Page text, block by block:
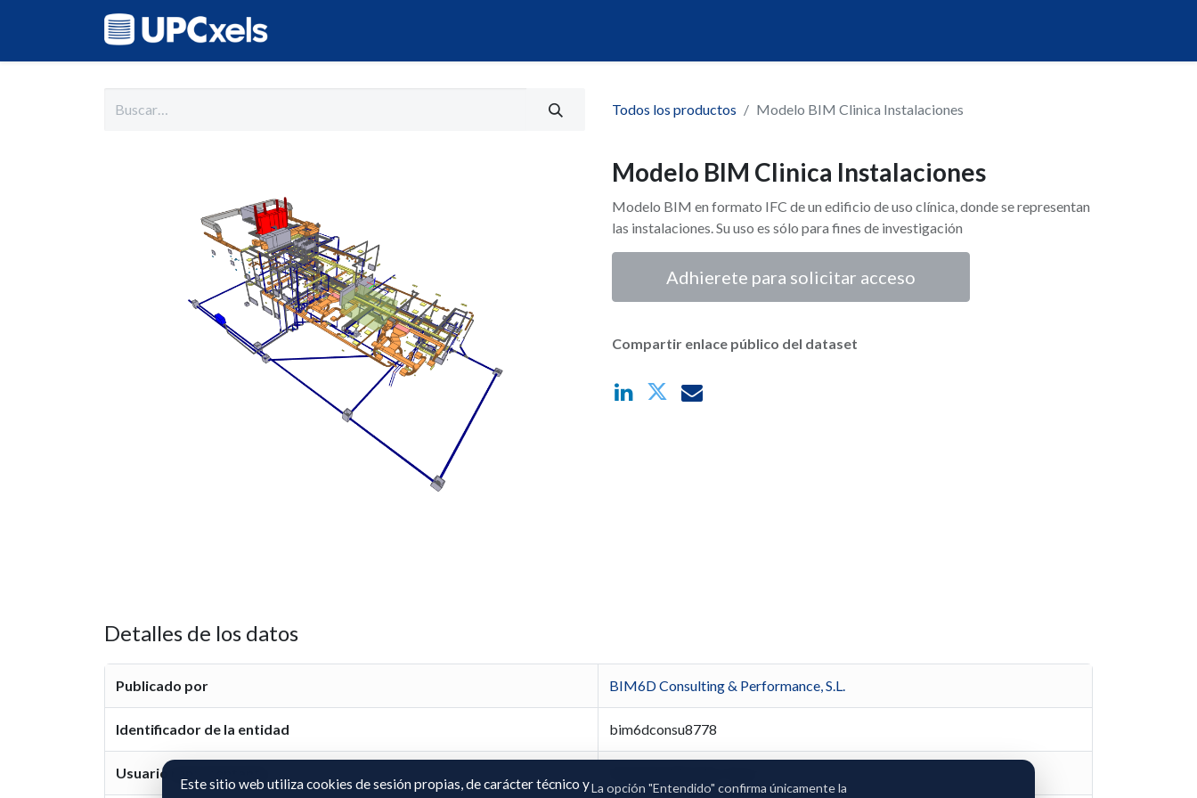
Todos los productos Modelo BIM Clinica Instalaciones
Modelo BIM Clinica Instalaciones
Modelo BIM en formato IFC de un edificio de uso clínica, donde se representan
las instalaciones. Su uso es sólo para fines de investigación
Adhierete para solicitar acceso
Compartir enlace público del dataset
Detalles de los datos
Publicado por BIM6D Consulting & Performance, S.L.
Identificador de la entidad bim6dconsu8778
Usuario representante
Este sitio web utiliza cookies de sesión propias, de carácter técnico yLa opción "Entendido" confirma únicamente la